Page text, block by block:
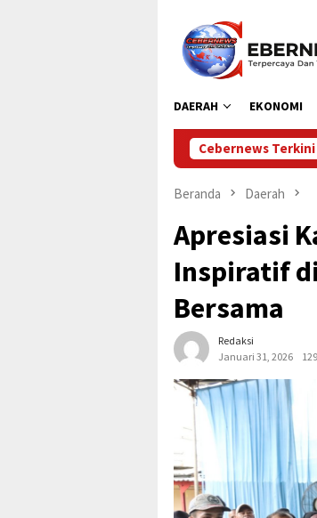
konten
DAERAH EKONOMI
Cebernews Terkini
Dinas Perhubungan Kabupaten
Beranda Daerah
Apresiasi
Inspiratif
Bersama
Redaksi
Januari 31, 2026